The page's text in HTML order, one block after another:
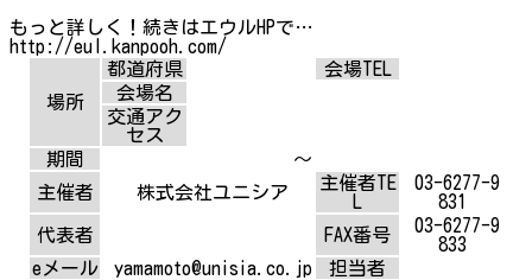
もっと詳しく！続きはエウルHPで…
http://eul.kanpooh.com/
場所
都道府県
会場TEL
会場名
交通アク
セス
期間
～
主催者
株式会社ユニシア
主催者TE
03-6277-9
831
代表者
FAX番号
03-6277-9
833
eメール
yamamoto@unisia.co.jp
担当者